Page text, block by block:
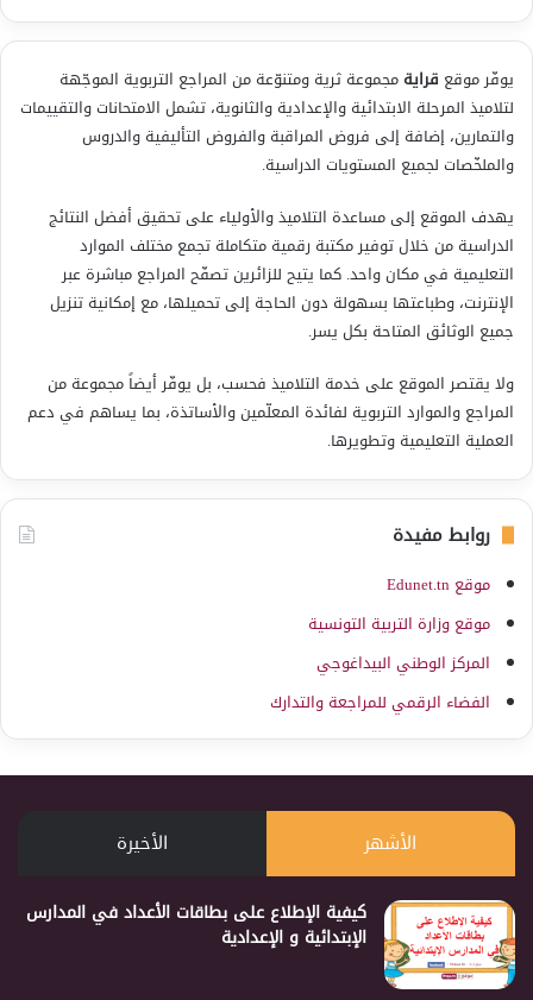
يوفّر موقع قرايةمجموعة ثرية ومتنوّعة من المراجع التربوية الموجّهة
لتلاميذ المرحلة الابتدائية والإعدادية والثانوية، تشمل الامتحانات والتقييمات
والتمارين، إضافة إلى فروض المراقبة والفروض التأليفية والدروس
والملخّصات لجميع المستويات الدراسية.
يهدف الموقع إلى مساعدة التلاميذ والأولياء على تحقيق أفضل النتائج
الدراسية من خلال توفير مكتبة رقمية متكاملة تجمع مختلف الموارد
التعليمية في مكان واحد. كما يتيح للزائرين تصفّح المراجع مباشرة عبر
الإنترنت، وطباعتها بسهولة دون الحاجة إلى تحميلها، مع إمكانية تنزيل
جميع الوثائق المتاحة بكل يسر.
ولا يقتصر الموقع على خدمة التلاميذ فحسب، بل يوفّر أيضاً مجموعة من
المراجع والموارد التربوية لفائدة المعلّمين والأساتذة، بما يساهم في دعم
العملية التعليمية وتطويرها.
روابط مفيدة
موقع Edunet.tn
موقع وزارة التربية التونسية
المركز الوطني البيداغوجي
الفضاء الرقمي للمراجعة والتدارك
الأشهر الأخيرة
كيفية الإطلاع على بطاقات الأعداد في المدارس
الإبتدائية و الإعدادية